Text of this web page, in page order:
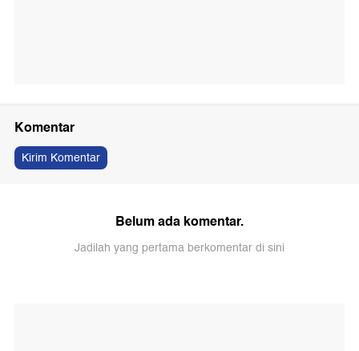
Komentar
Kirim Komentar
Belum ada komentar.
Jadilah yang pertama berkomentar di sini